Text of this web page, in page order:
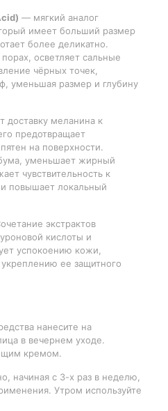
— мягкий аналог
имеет больший размер
более деликатно.
осветляет сальные
чёрных точек,
уменьшая размер и глубину
доставку меланина к
предотвращает
на поверхности.
уменьшает жирный
чувствительность к
повышает локальный
экстрактов
кислоты и
успокоению кожи,
ее защитного
нанесите на
в вечернем уходе.
кремом.
начиная с 3-х раз в неделю,
Утром используйте